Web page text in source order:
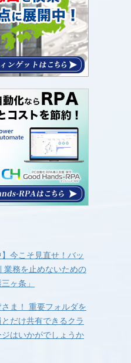
】今こそ見直せ！バッ
業務を止めないための
ヶ条」
ま！ 重要フォルダを
だけ共有できるクラ
はいかがでしょうか